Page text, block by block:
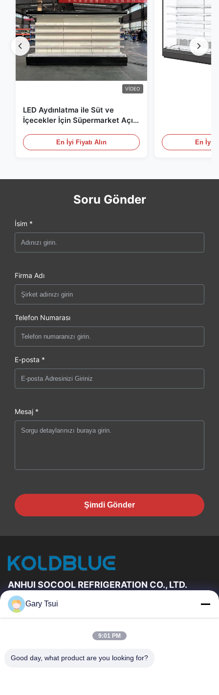
VIDEO
LED Aydınlatma ile Süt ve
İçecekler İçin Süpermarket Açık
En İyi Fiyatı Alın En İyi
Soru Gönder
İsim *
Firma Adı
Telefon Numarası
E-posta *
Mesaj *
Şimdi Gönder
ANHUI SOCOOL REFRIGERATION CO., LTD.
Hızlı Linkler
Hakkımızda
Fabrika Turu
Kalite Kontrol
Gary Tsui
9:01 PM
Good day, what product are you looking for?